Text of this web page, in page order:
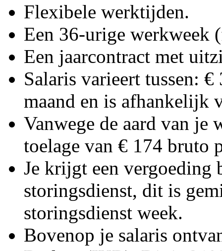
Flexibele werktijden.
Een 36-urige werkweek
Een jaarcontract met
Salaris varieert tussen:
maand en is afhankelijk
Vanwege de aard van je
toelage van € 174 bruto
Je krijgt een vergoeding
storingsdienst, dit is
storingsdienst week.
Bovenop je salaris